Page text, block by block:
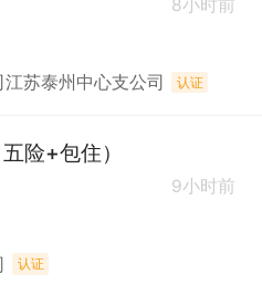
8小时前
苏泰州中心支公司 认证
险+包住）
9小时前
认证